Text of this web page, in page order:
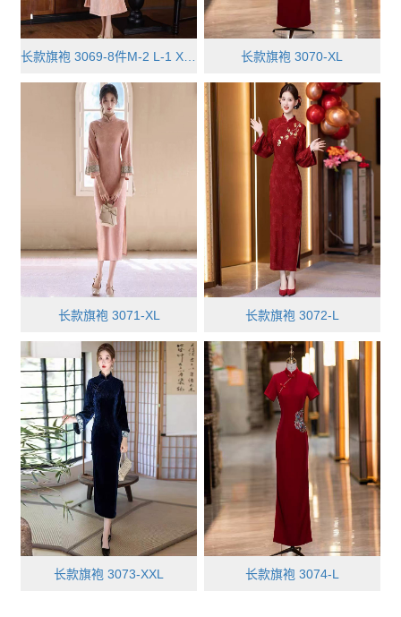
长款旗袍 3070-XL
长款旗袍 3071-XL 长款旗袍 3072-L
长款旗袍 3073-XXL 长款旗袍 3074-L